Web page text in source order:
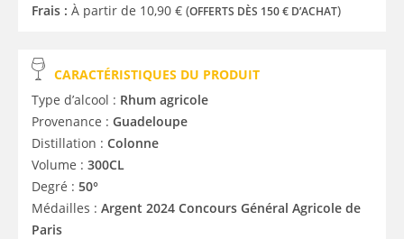
Frais : À partir de 10,90 € (OFFERTS DÈS 150 € D’ACHAT)
CARACTÉRISTIQUES DU PRODUIT
Type d’alcool : Rhum agricole
Provenance : Guadeloupe
Distillation : Colonne
Volume : 300CL
Degré : 50°
Médailles : Argent 2024 Concours Général Agricole de
Paris